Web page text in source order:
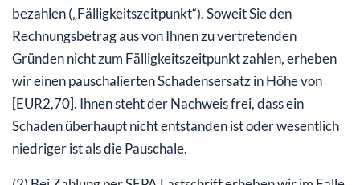
bezahlen („Fälligkeitszeitpunkt“). Soweit Sie den
Rechnungsbetrag aus von Ihnen zu vertretenden
Gründen nicht zum Fälligkeitszeitpunkt zahlen, erheben
wir einen pauschalierten Schadensersatz in Höhe von
[EUR2,70]. Ihnen steht der Nachweis frei, dass ein
Schaden überhaupt nicht entstanden ist oder wesentlich
niedriger ist als die Pauschale.